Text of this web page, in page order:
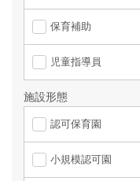
保育補助
児童指導員
施設形態
認可保育園
小規模認可園